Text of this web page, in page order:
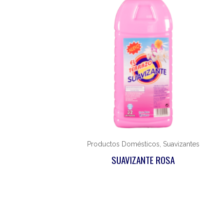
Productos Domésticos, Suavizantes
SUAVIZANTE ROSA